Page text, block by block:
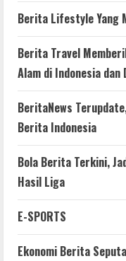
Berita Lifestyle Yang
Berita Travel
Alam di Indonesia dan
BeritaNews
Berita Indonesia
Bola Berita Terkini,
Hasil Liga
E-SPORTS
Ekonomi Berita